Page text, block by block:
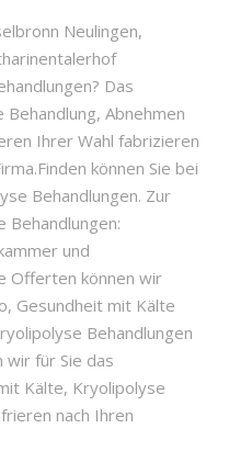
Neulingen,
Das
Abnehmen
Ihrer Wahl fabrizieren
können Sie bei
Behandlungen. Zur
Behandlungen:
und
Offerten können wir
Gesundheit mit Kälte
Behandlungen
für Sie das
Kälte, Kryolipolyse
nach Ihren